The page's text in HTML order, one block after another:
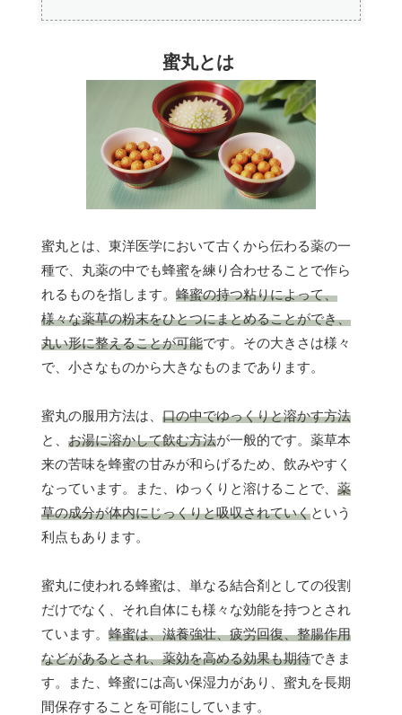
蜜丸とは
蜜丸とは、東洋医学において古くから伝わる薬の一
種で、丸薬の中でも蜂蜜を練り合わせることで作ら
れるものを指します。 蜂蜜の持つ粘りによって、
様々な薬草の粉末をひとつにまとめることができ、
丸い形に整えることが可能です。その大きさは様々
で、小さなものから大きなものまであります。
蜜丸の服用方法は、 口の中でゆっくりと溶かす方法
と、 お湯に溶かして飲む方法が一般的です。薬草本
来の苦味を蜂蜜の甘みが和らげるため、飲みやすく
なっています。また、ゆっくりと溶けることで、 薬
草の成分が体内にじっくりと吸収されていくという
利点もあります。
蜜丸に使われる蜂蜜は、単なる結合剤としての役割
だけでなく、それ自体にも様々な効能を持つとされ
ています。 蜂蜜は、滋養強壮、疲労回復、整腸作用
などがあるとされ、薬効を高める効果も期待できま
す。また、蜂蜜には高い保湿力があり、蜜丸を長期
間保存することを可能にしています。